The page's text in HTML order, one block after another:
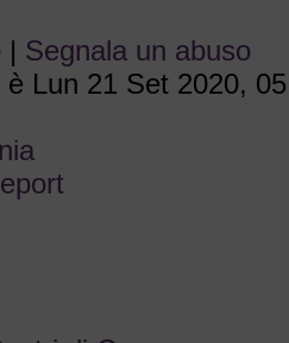
| Segnala un abuso
Lun 21 Set 2020,